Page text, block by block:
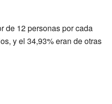
de 12 personas por cada
y el 34,93% eran de otras